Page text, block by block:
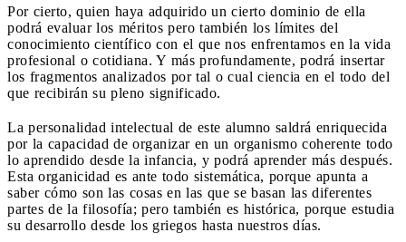
Por cierto, quien haya adquirido un cierto dominio de ella
podrá evaluar los méritos pero también los límites del
conocimiento científico con el que nos enfrentamos en la vida
profesional o cotidiana. Y más profundamente, podrá insertar
los fragmentos analizados por tal o cual ciencia en el todo del
que recibirán su pleno significado.
La personalidad intelectual de este alumno saldrá enriquecida
por la capacidad de organizar en un organismo coherente todo
lo aprendido desde la infancia, y podrá aprender más después.
Esta organicidad es ante todo sistemática, porque apunta a
saber cómo son las cosas en las que se basan las diferentes
partes de la filosofía; pero también es histórica, porque estudia
su desarrollo desde los griegos hasta nuestros días.